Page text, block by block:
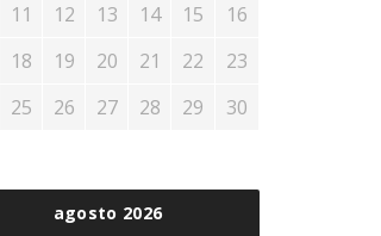
agosto 2026
11 12 13 14 15
16
18 19 20 21 22
23
25 26 27 28 29
30